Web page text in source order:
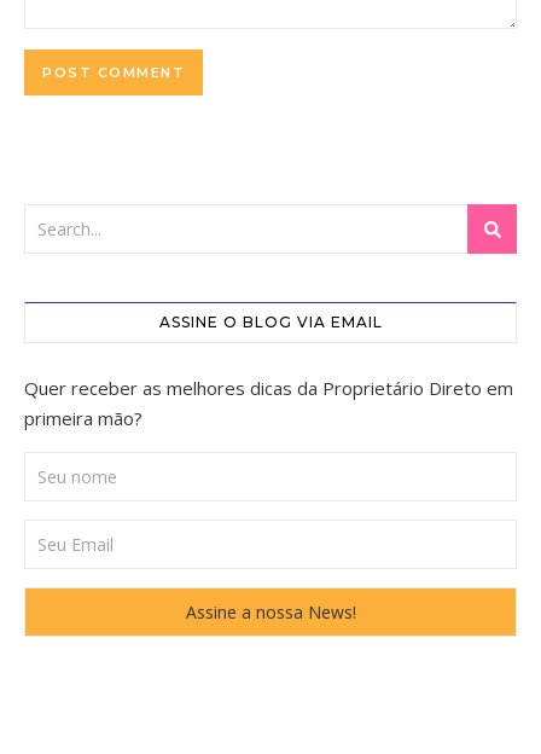
ASSINE O BLOG VIA EMAIL
Quer receber as melhores dicas da Proprietário Direto em
primeira mão?